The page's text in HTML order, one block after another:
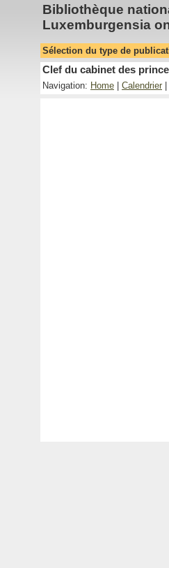
Bibliothèque
Luxemburgensia
Sélection du type de
Clef du cabinet des
Navigation: Home Calendrier